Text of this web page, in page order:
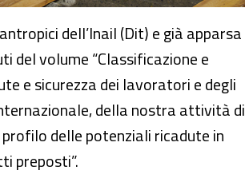
dell’Inail (Dit) e già apparsa
del volume “Classificazione e
e sicurezza dei lavoratori e degli
della nostra attività di
delle potenziali ricadute in
preposti”.